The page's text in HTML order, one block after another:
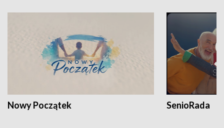
Nowy Początek SenioRada